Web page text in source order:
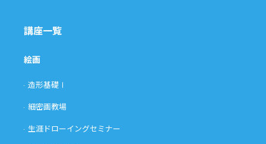
講座一覧
絵画
造形基礎Ⅰ
細密画教場
生涯ドローイングセミナー